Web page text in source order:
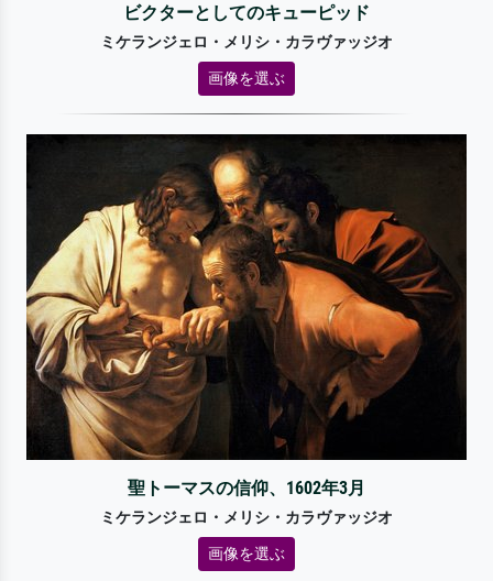
ビクターとしてのキューピッド
ミケランジェロ・メリシ・カラヴァッジオ
画像を選ぶ
聖トーマスの信仰、1602年3月
ミケランジェロ・メリシ・カラヴァッジオ
画像を選ぶ